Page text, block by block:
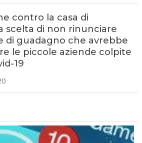
contro la casa di
scelta di non rinunciare
di guadagno che avrebbe
le piccole aziende colpite
19